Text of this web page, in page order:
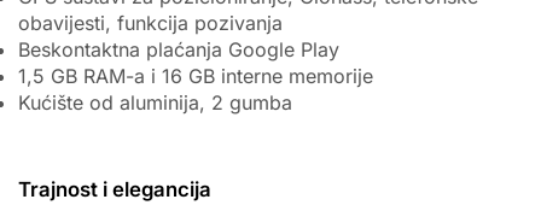
obavijesti, funkcija pozivanja
Beskontaktna plaćanja Google Play
1,5 GB RAM-a i 16 GB interne memorije
Kućište od aluminija, 2 gumba
Trajnost i elegancija